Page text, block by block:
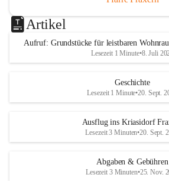
Artikel
Aufruf: Grundstücke für leistbaren
Lesezeit 1 Minute•8. Juli
Geschichte
Lesezeit 1 Minute•20. Sept.
Ausflug ins Kriasidorf
Lesezeit 3 Minuten•20. Sept.
Abgaben & Gebühren
Lesezeit 3 Minuten•25. Nov.